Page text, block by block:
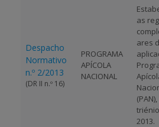
Despacho
Normativo
n.º 2/2013
(DR II n.º 16)
PROGRAMA
APÍCOLA
NACIONAL
as
ares
2013.